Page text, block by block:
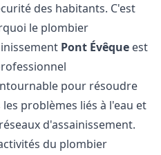
des habitants. C'est
le plombier
Pont Évêque est
pour résoudre
problèmes liés à l'eau et
d'assainissement.
du plombier